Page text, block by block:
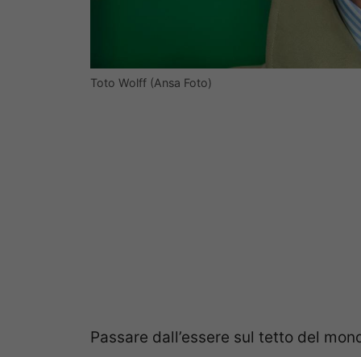
Toto Wolff (Ansa Foto)
Passare dall’essere sul tetto del